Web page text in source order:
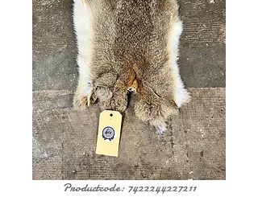
Productcode: 7422244227211